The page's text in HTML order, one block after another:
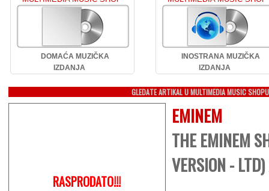
DOMAĆA MUZIČKA
IZDANJA
INOSTRANA MUZIČKA
IZDANJA
GLEDATE ARTIKAL U MULTIMEDIA MUSIC SHOPU
RASPRODATO!!!
EMINEM
THE EMINEM
VERSION -